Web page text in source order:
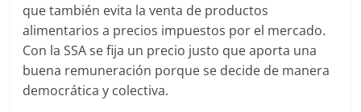
que también evita la venta de productos
alimentarios a precios impuestos por el mercado.
Con la SSA se fija un precio justo que aporta una
buena remuneración porque se decide de manera
democrática y colectiva.